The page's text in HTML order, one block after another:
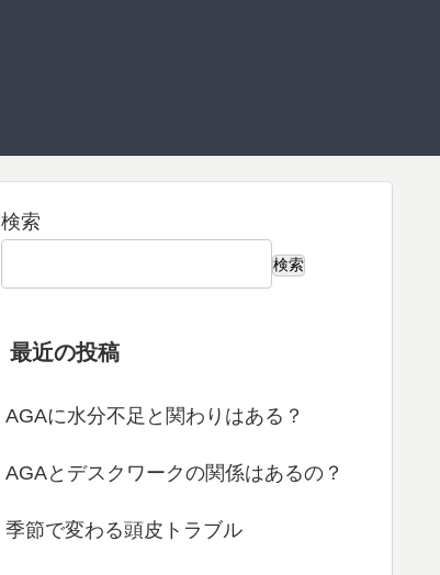
検索
検索
最近の投稿
AGAに水分不足と関わりはある？
AGAとデスクワークの関係はあるの？
季節で変わる頭皮トラブル